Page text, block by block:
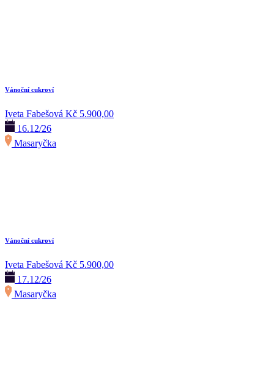
Vánoční cukroví
Iveta Fabešová Kč 5.900,00
16.12/26
Masaryčka
Vánoční cukroví
Iveta Fabešová Kč 5.900,00
17.12/26
Masaryčka